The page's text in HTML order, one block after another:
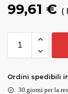
99,61 € (
Ordini spedibili
30 giorni per la